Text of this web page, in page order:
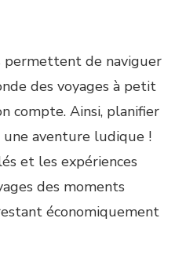
permettent de naviguer
des voyages à petit
compte. Ainsi, planifier
aventure ludique !
et les expériences
des moments
économiquement